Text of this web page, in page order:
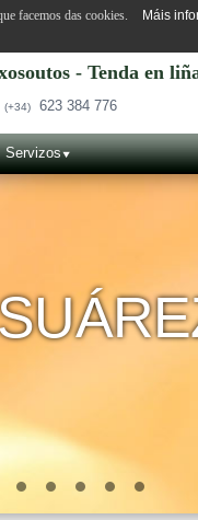
- Tenda en
(+34) 623 384 776
Servizos
facemos das cookies. Máis